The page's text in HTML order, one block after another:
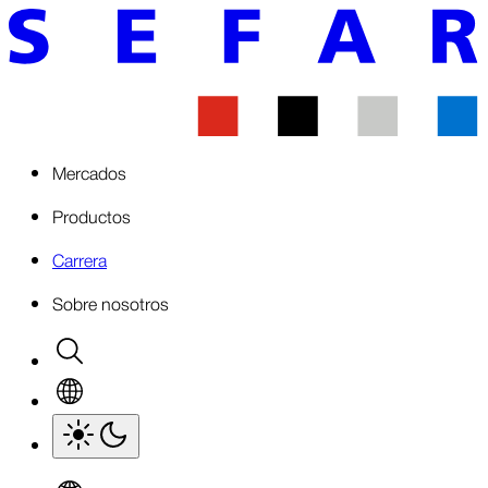
Mercados
Productos
Carrera
Sobre nosotros